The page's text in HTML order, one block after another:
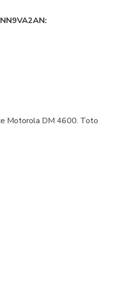
Motorola DM 4600. Toto